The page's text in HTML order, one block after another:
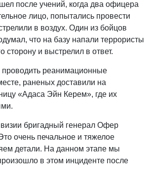
после учений, когда два офицера
лицо, попытались провести
в воздух. Один из бойцов
что на базу напали террористы
сторону и выстрелил в ответ.
проводить реанимационные
раненых доставили на
«Адаса Эйн Керем», где их
бригадный генерал Офер
очень печальное и тяжелое
детали. На данном этапе мы
в этом инциденте после